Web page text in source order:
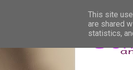
This site
are shared
statistics,